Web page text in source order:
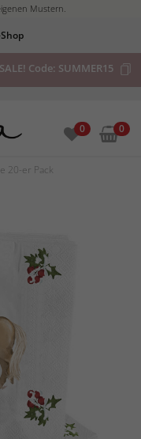
Mustern.
Code: SUMMER15
0 0
20-er Pack